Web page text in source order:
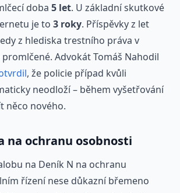
doba 5 let. U základní skutkové
je to 3 roky. Příspěvky z let
z hlediska trestního práva v
Advokát Tomáš Nahodil
, že policie případ kvůli
neodloží – během vyšetřování
něco nového.
na ochranu osobnosti
na Deník N na ochranu
řízení nese důkazní břemeno